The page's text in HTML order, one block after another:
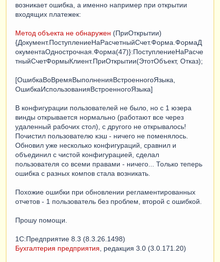
возникает ошибка, а именно например при открытии
входящих платежек:
Метод объекта не обнаружен (ПриОткрытии)
{Документ.ПоступлениеНаРасчетныйСчет.Форма.ФормаД
окументаОднострочная.Форма(47)}:ПоступлениеНаРасче
тныйСчетФормыКлиент.ПриОткрытии(ЭтотОбъект, Отказ);
[ОшибкаВоВремяВыполненияВстроенногоЯзыка,
ОшибкаИспользованияВстроенногоЯзыка]
В конфигурации пользователей не было, но с 1 юзера
винды открывается нормально (работают все через
удаленный рабочих стол), с другого не открывалось!
Почистил пользователю кэш - ничего не поменялось.
Обновил уже несколько конфигураций, сравнил и
объединил с чистой конфигурацией, сделал
пользователя со всеми правами - ничего... Только теперь
ошибка с разных компов стала возникать.
Похожие ошибки при обновлении регламентированных
отчетов - 1 пользователь без проблем, второй с ошибкой.
Прошу помощи.
1С:Предприятие 8.3 (8.3.26.1498)
Бухгалтерия предприятия , редакция 3.0 (3.0.171.20)